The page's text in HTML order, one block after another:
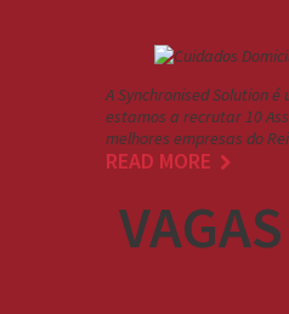
A Synchronised Solution
estamos a recrutar 10
melhores empresas do
READ MORE